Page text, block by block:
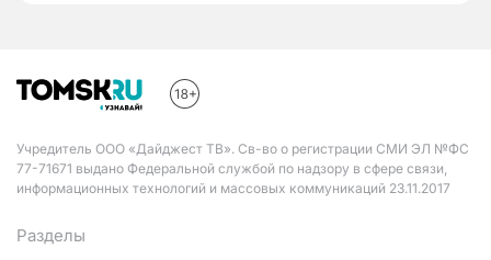
Учредитель ООО «Дайджест ТВ». Св-во о регистрации СМИ ЭЛ №ФС
77-71671 выдано Федеральной службой по надзору в сфере связи,
информационных технологий и массовых коммуникаций 23.11.2017
Разделы